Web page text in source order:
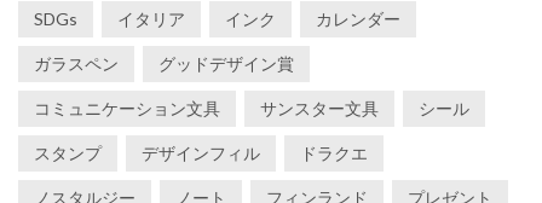
SDGs イタリア インク カレンダー
ガラスペン グッドデザイン賞
コミュニケーション文具 サンスター文具 シール
スタンプ デザインフィル ドラクエ
ノスタルジー ノート フィンランド プレゼント